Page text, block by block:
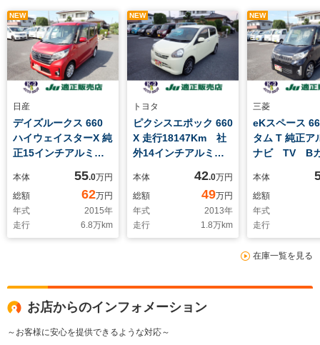
NEW
日産
デイズルークス 660
ハイウェイスターX 純
正15インチアルミ
TV アラウンドビュ
ーモニター 両側Pス
ライド Pスタート
Sキー
本体 55.0万円
総額
62万円
年式
2015年
走行
6.8万km
NEW
トヨタ
ピクシスエポック 660
X 走行18147Km 社
外14インチアルミ
シュラン新品タイヤ交
換済み
本体 42.0万円
総額
49万円
年式
2013年
走行
1.8万km
NEW
三菱
eKスペース
タム T 純正
ナビ TV B
Pスタート S
本体
総額
年式
走行
在庫一覧を見る
お店からのインフォメーション
～お客様に安心を提供できるような対応～